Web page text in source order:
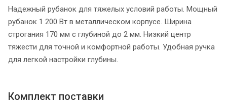
Надежный рубанок для тяжелых условий работы. Мощный
рубанок 1 200 Вт в металлическом корпусе. Ширина
строгания 170 мм с глубиной до 2 мм. Низкий центр
тяжести для точной и комфортной работы. Удобная ручка
для легкой настройки глубины.
Комплект поставки